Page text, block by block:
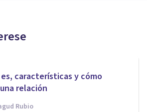
características y cómo
relación
Rubio